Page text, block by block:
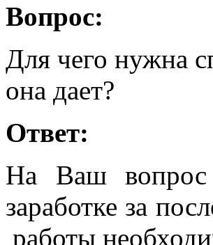
Вопрос:
Для чего нужна
она дает?
Ответ:
На Ваш вопрос
заработке за
работы